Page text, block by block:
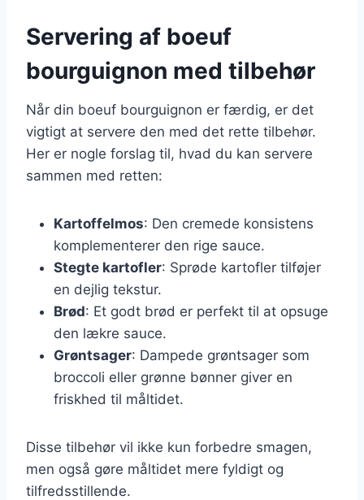
Servering af boeuf
bourguignon med tilbehør
Når din boeuf bourguignon er færdig, er det
vigtigt at servere den med det rette tilbehør.
Her er nogle forslag til, hvad du kan servere
sammen med retten:
Kartoffelmos: Den cremede konsistens
komplementerer den rige sauce.
Stegte kartofler: Sprøde kartofler tilføjer
en dejlig tekstur.
Brød: Et godt brød er perfekt til at opsuge
den lækre sauce.
Grøntsager: Dampede grøntsager som
broccoli eller grønne bønner giver en
friskhed til måltidet.
Disse tilbehør vil ikke kun forbedre smagen,
men også gøre måltidet mere fyldigt og
tilfredsstillende.